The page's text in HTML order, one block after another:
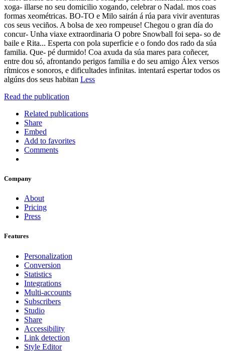
xoga- illarse no seu domicilio xogando, celebrar o Nadal. mos coas
formas xeométricas. BO-TO e Milo sairán á rúa para vivir aventuras
cos seus veciños. A bolsa de xeo rompeuse! Chegou o gran día do
concur- Unha viaxe extraordinaria O pobre Snowball foi sepa- so de
baile e Rita... Esperta con pola superficie e o fondo dos rado da súa
familia. Que- pé durmido! Coa axuda da súa mares para coñecer,
entre dou só, afrontando perigos familia e do seu amigo Álex versos
rítmicos e sonoros, e dificultades infinitas. intentará espertar todos os
algúns dos seus habitan Less
Read the publication
Related publications
Share
Embed
Add to favorites
Comments
Company
About
Pricing
Press
Features
Personalization
Conversion
Statistics
Integrations
Multi-accounts
Subscribers
Studio
Share
Accessibility
Link detection
Style Editor